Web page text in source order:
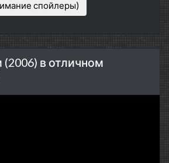
спойлеры)
в отличном